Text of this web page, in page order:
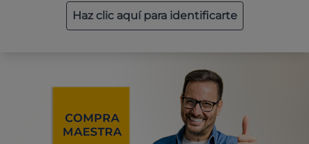
Haz clic aquí para identificarte